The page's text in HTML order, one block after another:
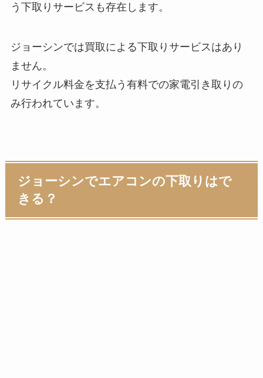
う下取りサービスも存在します。
ジョーシンでは買取による下取りサービスはあり
ません。
リサイクル料金を支払う有料での家電引き取りの
み行われています。
ジョーシンでエアコンの下取りはで
きる？